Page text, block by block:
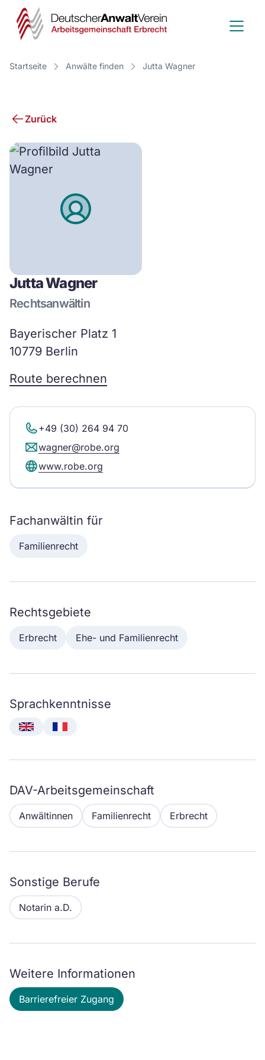
Deutscher
Anwalt
Verein
Startseite Anwälte finden Jutta Wagner
Zurück
Jutta Wagner
Rechtsanwältin
Bayerischer Platz 1
10779 Berlin
Route berechnen
+49 (30) 264 94 70
wagner@robe.org
www.robe.org
Fachanwältin für
Familienrecht
Rechtsgebiete
Erbrecht Ehe- und Familienrecht
Sprachkenntnisse
English Français
DAV-Arbeitsgemeinschaft
Anwältinnen Familienrecht Erbrecht
Sonstige Berufe
Notarin a.D.
Weitere Informationen
Barrierefreier Zugang